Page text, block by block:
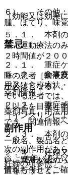
６）． その他
腫、ほてり、味
禁忌
２．１． 重症
睡の患者［輸液
が必須となる］。
２．２． 重症
［インスリンに
２．３． 本剤の
２．４． 妊婦又
妊婦の項参照〕。
（効能又は効果
５．１． 本剤
法・運動療法の
２時間値が２０
５．２． 食事療
用又は食事療法
ている患者では
Ｌ以上を目安と
副作用
次の副作用があ
い、異常が認め
置を行うこと。
薬剤情報
薬剤写真、用法
でき、関連情報
一般名、製品名
※ ご使用いただ
情報も併せてご